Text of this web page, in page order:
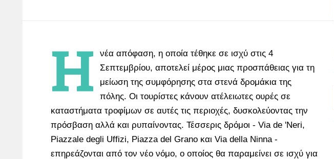
Η
νέα απόφαση, η οποία τέθηκε σε ισχύ στις 4
Σεπτεμβρίου, αποτελεί μέρος μιας προσπάθειας για τη
μείωση της συμφόρησης στα στενά δρομάκια της
πόλης. Οι τουρίστες κάνουν ατέλειωτες ουρές σε
καταστήματα τροφίμων σε αυτές τις περιοχές, δυσκολεύοντας την
πρόσβαση αλλά και ρυπαίνοντας. Τέσσερις δρόμοι - Via de 'Neri,
Piazzale degli Uffizi, Piazza del Grano και Via della Ninna -
επηρεάζονται από τον νέο νόμο, ο οποίος θα παραμείνει σε ισχύ για